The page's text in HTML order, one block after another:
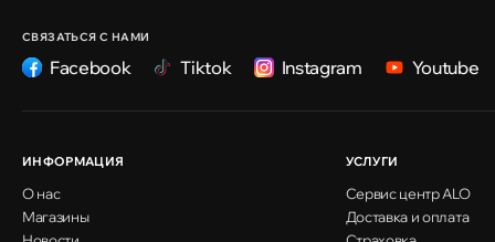
улица Митрополит Варлаам, 58
СВЯЗАТЬСЯ С НАМИ
Facebook Tiktok Instagram Youtube
ИНФОРМАЦИЯ
О нас
Магазины
УСЛУГИ
Сервис центр ALO
Доставка и оплата